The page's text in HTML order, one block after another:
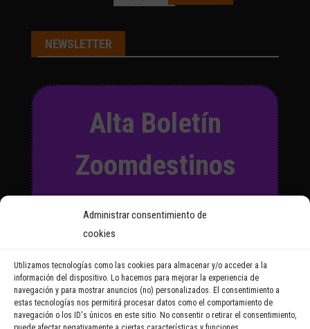
Administrar consentimiento de
cookies
Utilizamos tecnologías como las cookies para almacenar y/o acceder a la
información del dispositivo. Lo hacemos para mejorar la experiencia de
navegación y para mostrar anuncios (no) personalizados. El consentimiento a
estas tecnologías nos permitirá procesar datos como el comportamiento de
navegación o los ID's únicos en este sitio. No consentir o retirar el consentimiento,
NEWSLETTER
Alta Boletín
Zoomdestinos
y recibirás regularmente las
noticias y reportajes que
Email Address